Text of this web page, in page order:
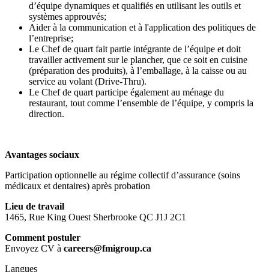
d’équipe dynamiques et qualifiés en utilisant les outils et
systèmes approuvés;
Aider à la communication et à l'application des politiques de
l’entreprise;
Le Chef de quart fait partie intégrante de l’équipe et doit
travailler activement sur le plancher, que ce soit en cuisine
(préparation des produits), à l’emballage, à la caisse ou au
service au volant (Drive-Thru).
Le Chef de quart participe également au ménage du
restaurant, tout comme l’ensemble de l’équipe, y compris la
direction.
Avantages sociaux
Participation optionnelle au régime collectif d’assurance (soins
médicaux et dentaires) après probation
Lieu de travail
1465, Rue King Ouest Sherbrooke QC J1J 2C1
Comment postuler
Envoyez CV à careers@fmigroup.ca
Langues